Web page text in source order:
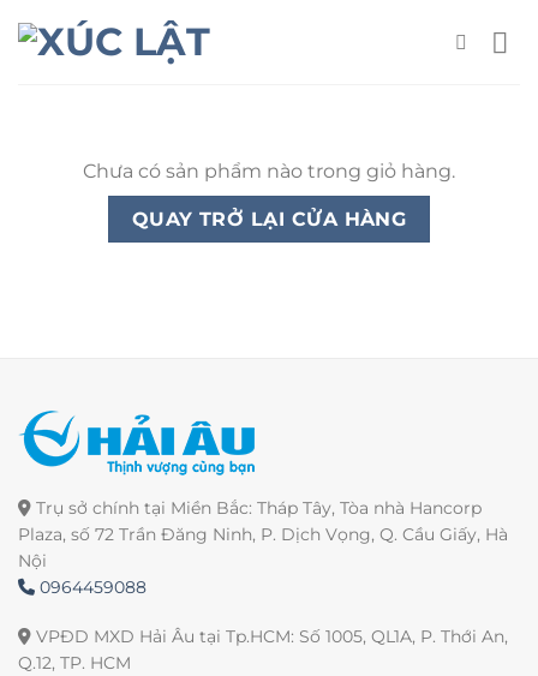
to
Chưa có sản phẩm nào trong giỏ hàng.
QUAY TRỞ LẠI CỬA HÀNG
Trụ sở chính tại Miền Bắc: Tháp Tây, Tòa nhà Hancorp
Plaza, số 72 Trần Đăng Ninh, P. Dịch Vọng, Q. Cầu Giấy, Hà
Nội
0964459088
VPĐD MXD Hải Âu tại Tp.HCM: Số 1005, QL1A, P. Thới An,
Q.12, TP. HCM